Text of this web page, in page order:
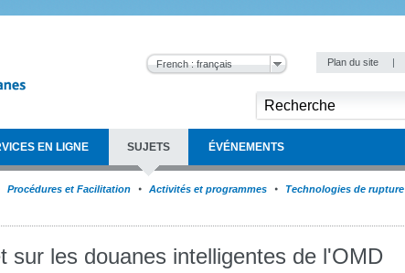
French : français Plan du site |
EN LIGNE SUJETS ÉVÉNEMENTS
Procédures et Facilitation Activités et programmes Technologies de rupture
sur les douanes intelligentes de l'OMD